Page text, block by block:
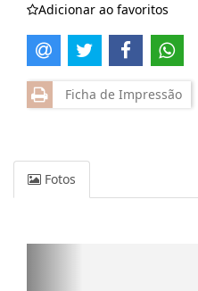
Adicionar ao favoritos
Ficha de Impressão
Fotos